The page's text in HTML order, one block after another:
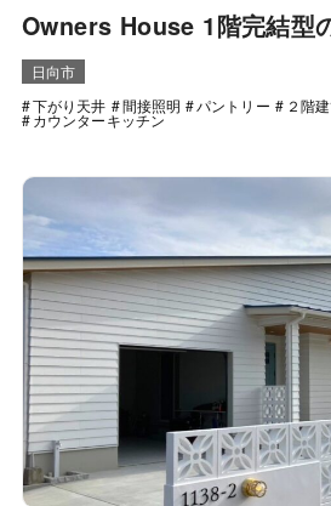
Owners House 1階完結型
日向市
下がり天井
間接照明 パントリー ２階
カウンターキッチン